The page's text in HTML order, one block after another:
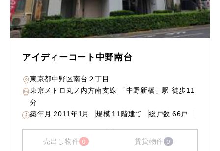
アイディーコート中野南台
東京都中野区南台２丁目
東京メトロ丸ノ内方南支線 「中野新橋」駅 徒歩11
分
築年月 2011年1月 規模 11階建て 総戸数 66戸
売出し物件 0 賃貸物件 0